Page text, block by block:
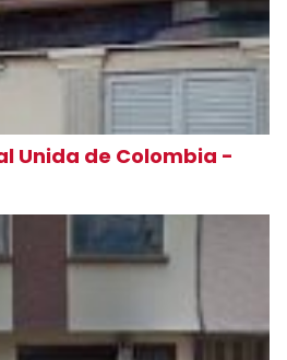
Unida de Colombia -